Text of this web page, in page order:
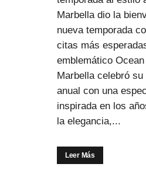
Marbella dio la
nueva temporada
citas más
emblemático
Marbella celebró su
anual con una
inspirada en los
la elegancia,...
Leer Más